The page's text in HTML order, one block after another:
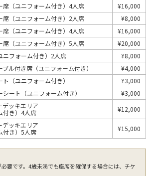
席（ユニフォーム付き）4人席
¥16,000
席（ユニフォーム付き）2人席
¥8,000
席（ユニフォーム付き）4人席
¥16,000
席（ユニフォーム付き）5人席
¥20,000
ニフォーム付き）2人席
¥8,000
ル付き席（ユニフォーム付き）
¥4,000
（ユニフォーム付き）
¥3,000
ート（ユニフォーム付き）
¥3,000
デッキエリア
付き）4人席
¥12,000
デッキエリア
付き）5人席
¥15,000
要です。4歳未満でも座席を確保する場合には、チケ